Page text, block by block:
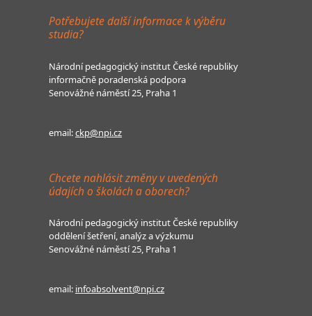
Potřebujete další informace k výběru
studia?
Národní pedagogický institut České republiky
informačně poradenská podpora
Senovážné náměstí 25, Praha 1
email:ckp@npi.cz
Chcete nahlásit změny v uvedených
údajích o školách a oborech?
Národní pedagogický institut České republiky
oddělení šetření, analýz a výzkumu
Senovážné náměstí 25, Praha 1
email: infoabsolvent@npi.cz